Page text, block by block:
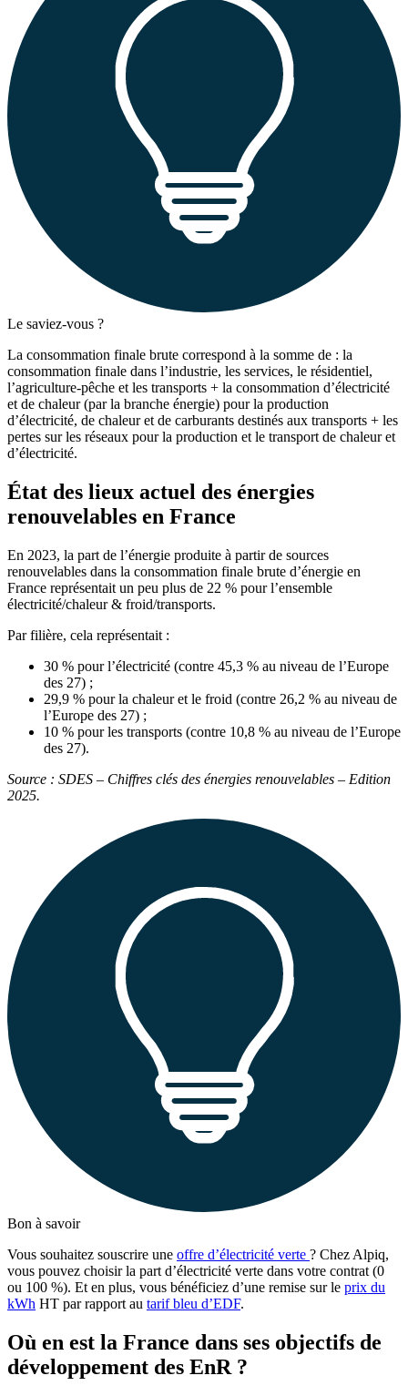
Le saviez-vous ?
La consommation finale brute correspond à la somme de : la
consommation finale dans l’industrie, les services, le résidentiel,
l’agriculture-pêche et les transports + la consommation d’électricité
et de chaleur (par la branche énergie) pour la production
d’électricité, de chaleur et de carburants destinés aux transports + les
pertes sur les réseaux pour la production et le transport de chaleur et
d’électricité.
État des lieux actuel des énergies
renouvelables en France
En 2023, la part de l’énergie produite à partir de sources
renouvelables dans la consommation finale brute d’énergie en
France représentait un peu plus de 22 % pour l’ensemble
électricité/chaleur & froid/transports.
Par filière, cela représentait :
30 % pour l’électricité (contre 45,3 % au niveau de l’Europe
des 27) ;
29,9 % pour la chaleur et le froid (contre 26,2 % au niveau de
l’Europe des 27) ;
10 % pour les transports (contre 10,8 % au niveau de l’Europe
des 27).
Source : SDES – Chiffres clés des énergies renouvelables – Edition
2025.
Bon à savoir
Vous souhaitez souscrire une offre d’électricité verte ? Chez Alpiq,
vous pouvez choisir la part d’électricité verte dans votre contrat (0
ou 100 %). Et en plus, vous bénéficiez d’une remise sur le prix du
kWh HT par rapport au tarif bleu d’EDF.
Où en est la France dans ses objectifs de
développement des EnR ?